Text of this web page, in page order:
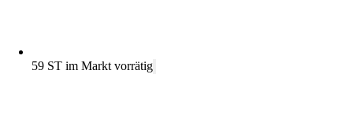
59 ST im Markt vorrätig